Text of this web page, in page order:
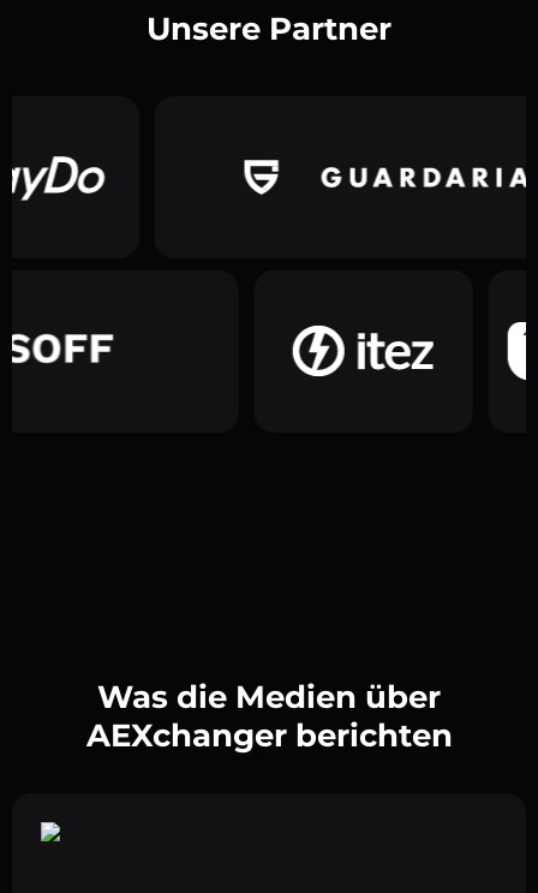
Unsere Partner
Was die Medien über
AEXchanger berichten